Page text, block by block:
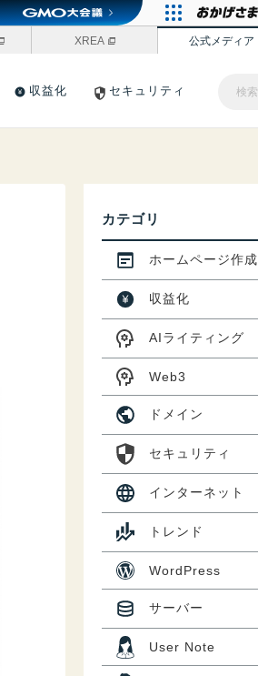
XREA 公式メディア
収益化 セキュリティ
カテゴリ
ホームページ作成
収益化
AIライティング
Web3
ドメイン
セキュリティ
インターネット
トレンド
WordPress
サーバー
User Note